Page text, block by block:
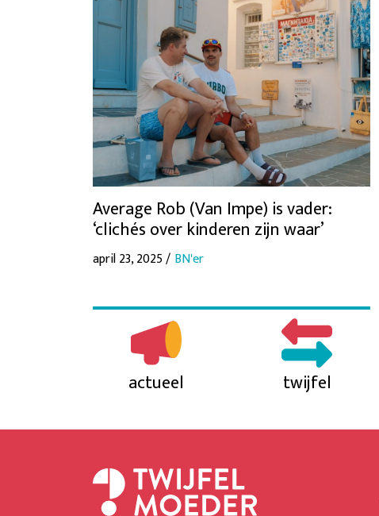
Average Rob (Van Impe) is vader:
‘clichés over kinderen zijn waar’
april 23, 2025 / BN'er
actueel twijfel